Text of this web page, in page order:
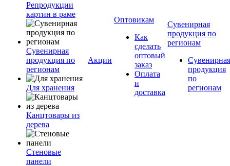
Репродукции
картин в раме
Сувенирная
продукция по
регионам
Для хранения
Канцтовары из
дерева
Стеновые
панели
Акции
Оптовикам
Как
сделать
оптовый
заказ
Оплата
и
доставка
Сувенирная
продукция по
регионам
Сувенирная
продукция
по
регионам